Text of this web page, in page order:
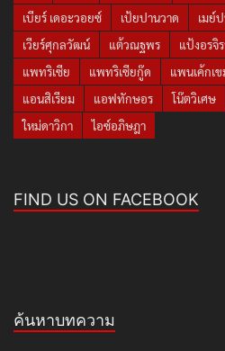
เบียร์ เดอะวอยซ์
เป้ยปานวาด เมย์
เวียร์ศุกลวัฒน์
แต้วณฐพร แป้งอรจิ
แพทริเซีย
แพทริเซียกู๊ด แพนเค้กเ
แอนสิเรียม
แอฟทักษอร โน๊ตวิเศษ
ใหม่ดาวิกา
ไอซ์อภิษฎา
FIND US ON FACEBOOK
ค้นหาบทความ